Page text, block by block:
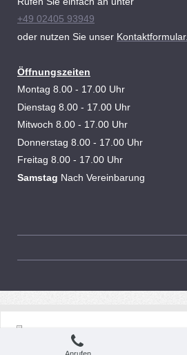
+49 02405 93949
oder nutzen Sie unser Kontaktformular.
Öffnungszeiten
Montag 8.00 - 17.00 Uhr
Dienstag 8.00 - 17.00 Uhr
Mitwoch 8.00 - 17.00 Uhr
Donnerstag 8.00 - 17.00 Uhr
Freitag 8.00 - 17.00 Uhr
Samstag Nach Vereinbarung
© Köppen Tortechnik